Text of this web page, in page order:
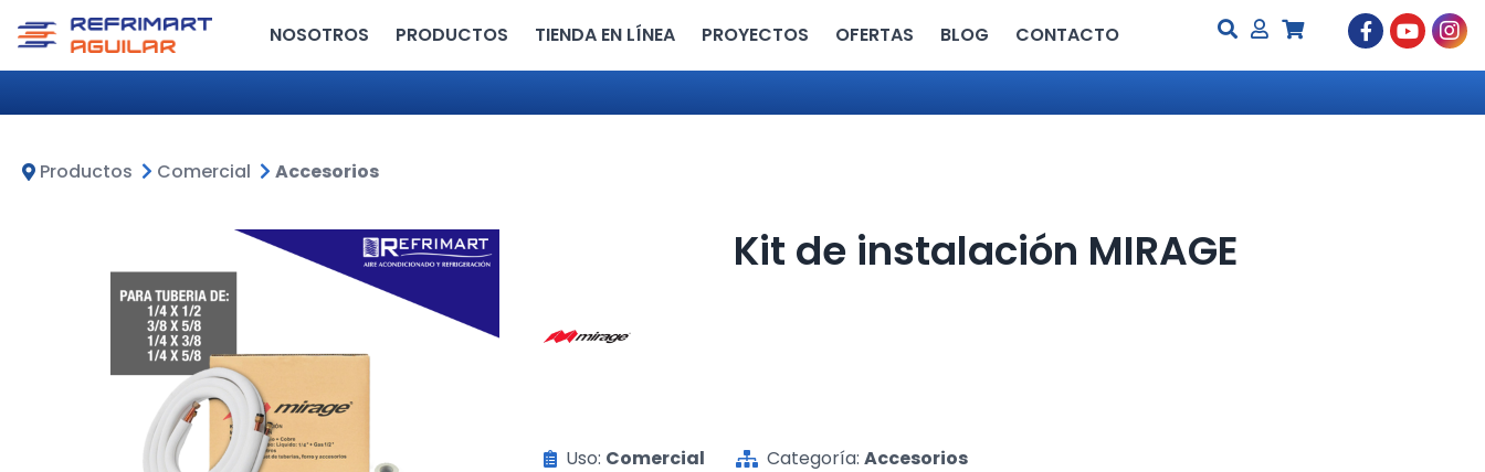
NOSOTROS PRODUCTOS TIENDA EN LÍNEA PROYECTOS OFERTAS BLOG CONTACTO
Productos Comercial Accesorios
Kit de instalación MIRAGE
Uso: Comercial Categoría: Accesorios